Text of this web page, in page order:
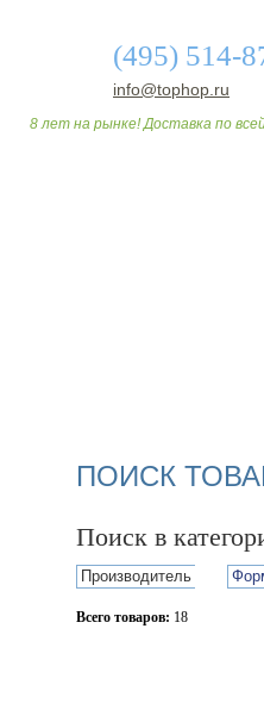
(495) 514-
info@tophop.ru
8 лет на рынке! Доставка по
ПОИСК
Поиск в
Производитель
Всего товаров: 18